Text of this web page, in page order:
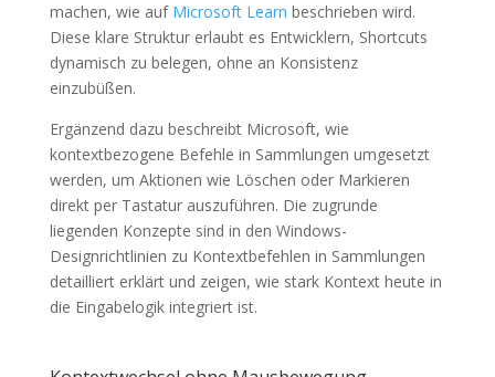
machen, wie auf Microsoft Learn beschrieben wird.
Diese klare Struktur erlaubt es Entwicklern, Shortcuts
dynamisch zu belegen, ohne an Konsistenz
einzubüßen.
Ergänzend dazu beschreibt Microsoft, wie
kontextbezogene Befehle in Sammlungen umgesetzt
werden, um Aktionen wie Löschen oder Markieren
direkt per Tastatur auszuführen. Die zugrunde
liegenden Konzepte sind in den Windows-
Designrichtlinien zu Kontextbefehlen in Sammlungen
detailliert erklärt und zeigen, wie stark Kontext heute in
die Eingabelogik integriert ist.